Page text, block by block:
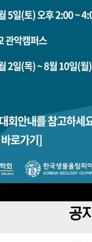
2026 대
지원접수
공